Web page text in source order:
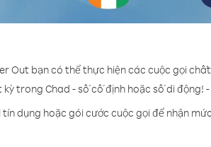
Out bạn có thể thực hiện các cuộc gọi
kỳ trong Chad - số cố định hoặc số di động!
tín dụng hoặc gói cước cuộc gọi để nhận